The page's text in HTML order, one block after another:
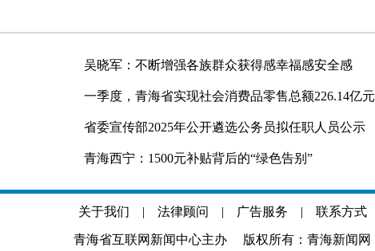
吴晓军：不断增强各族群众获得感幸福感安全感
一季度，青海省实现社会消费品零售总额226.14亿元
省委宣传部2025年公开遴选公务员拟任职人员公示
青海西宁：1500元补贴背后的“绿色告别”
关于我们 | 法律顾问 | 广告服务 | 联系方式
青海省互联网新闻中心主办 版权所有：青海新闻网